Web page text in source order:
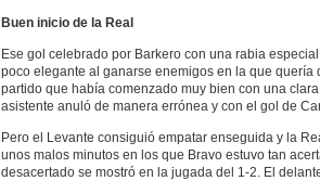
Buen inicio de la Real
Ese gol celebrado por Barkero con una rabia
poco elegante al ganarse enemigos en la que quería
partido que había comenzado muy bien con una
asistente anuló de manera errónea y con el gol de
Pero el Levante consiguió empatar enseguida y la
unos malos minutos en los que Bravo estuvo tan
desacertado se mostró en la jugada del 1-2. El